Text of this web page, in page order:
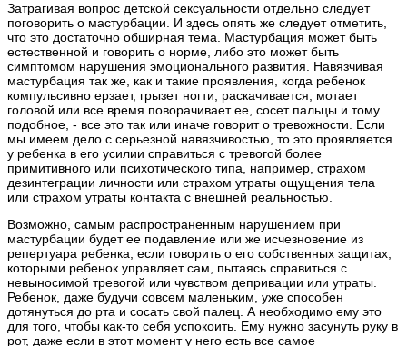
Затрагивая вопрос детской сексуальности отдельно следует
поговорить о мастурбации. И здесь опять же следует отметить,
что это достаточно обширная тема. Мастурбация может быть
естественной и говорить о норме, либо это может быть
симптомом нарушения эмоционального развития. Навязчивая
мастурбация так же, как и такие проявления, когда ребенок
компульсивно ерзает, грызет ногти, раскачивается, мотает
головой или все время поворачивает ее, сосет пальцы и тому
подобное, - все это так или иначе говорит о тревожности. Если
мы имеем дело с серьезной навязчивостью, то это проявляется
у ребенка в его усилии справиться с тревогой более
примитивного или психотического типа, например, страхом
дезинтеграции личности или страхом утраты ощущения тела
или страхом утраты контакта с внешней реальностью.
Возможно, самым распространенным нарушением при
мастурбации будет ее подавление или же исчезновение из
репертуара ребенка, если говорить о его собственных защитах,
которыми ребенок управляет сам, пытаясь справиться с
невыносимой тревогой или чувством депривации или утраты.
Ребенок, даже будучи совсем маленьким, уже способен
дотянуться до рта и сосать свой палец. А необходимо ему это
для того, чтобы как-то себя успокоить. Ему нужно засунуть руку в
рот, даже если в этот момент у него есть все самое